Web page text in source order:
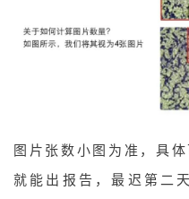
图片张数小图为准，具
就能出报告，最迟第二